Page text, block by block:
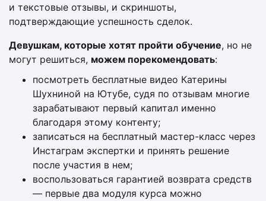
и текстовые отзывы, и скриншоты,
подтверждающие успешность сделок.
Девушкам, которые хотят пройти обучение, но не
могут решиться, можем порекомендовать:
посмотреть бесплатные видео Катерины
Шухниной на Ютубе, судя по отзывам многие
зарабатывают первый капитал именно
благодаря этому контенту;
записаться на бесплатный мастер-класс через
Инстаграм экспертки и принять решение
после участия в нем;
воспользоваться гарантией возврата средств
— первые два модуля курса можно